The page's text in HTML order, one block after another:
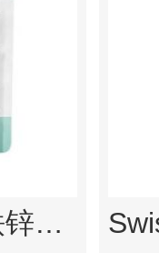
Swisse 高钙含铁锌果胶软糖105g 无糖草莓味QQ糖